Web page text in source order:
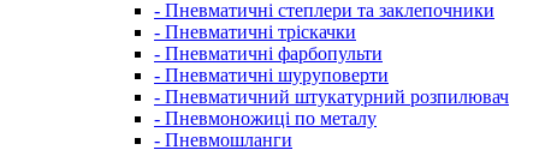
- Пневматичні степлери та заклепочники
- Пневматичні тріскачки
- Пневматичні фарбопульти
- Пневматичні шуруповерти
- Пневматичний штукатурний розпилювач
- Пневмоножиці по металу
- Пневмошланги